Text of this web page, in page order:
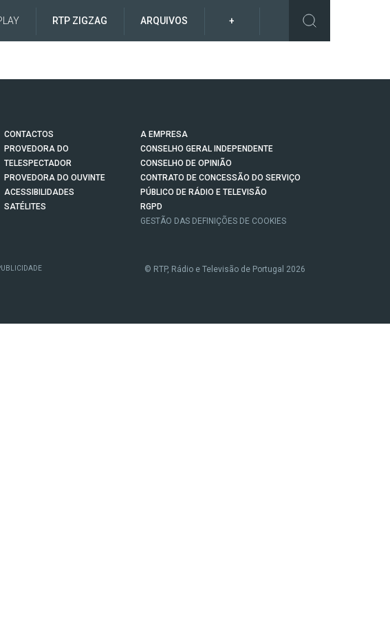
RTP ZIGZAG ARQUIVOS +
CONTACTOS
PROVEDORA DO
TELESPECTADOR
PROVEDORA DO OUVINTE
ACESSIBILIDADES
SATÉLITES
A EMPRESA
CONSELHO GERAL INDEPENDENTE
CONSELHO DE OPINIÃO
CONTRATO DE CONCESSÃO DO SERVIÇO
PÚBLICO DE RÁDIO E TELEVISÃO
RGPD
GESTÃO DAS DEFINIÇÕES DE COOKIES
© RTP, Rádio e Televisão de Portugal 2026